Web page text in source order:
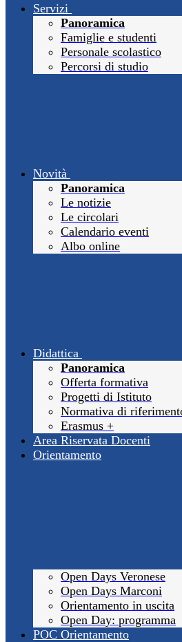
Servizi
Panoramica
Famiglie e studenti
Personale scolastico
Percorsi di studio
Novità
Panoramica
Le notizie
Le circolari
Calendario eventi
Albo online
Didattica
Panoramica
Offerta formativa
Progetti di Istituto
Normativa di
Erasmus +
Area Riservata Docenti
Orientamento
Open Days Veronese
Open Days Marconi
Orientamento in uscita
Open Day: programma
POC Orientamento